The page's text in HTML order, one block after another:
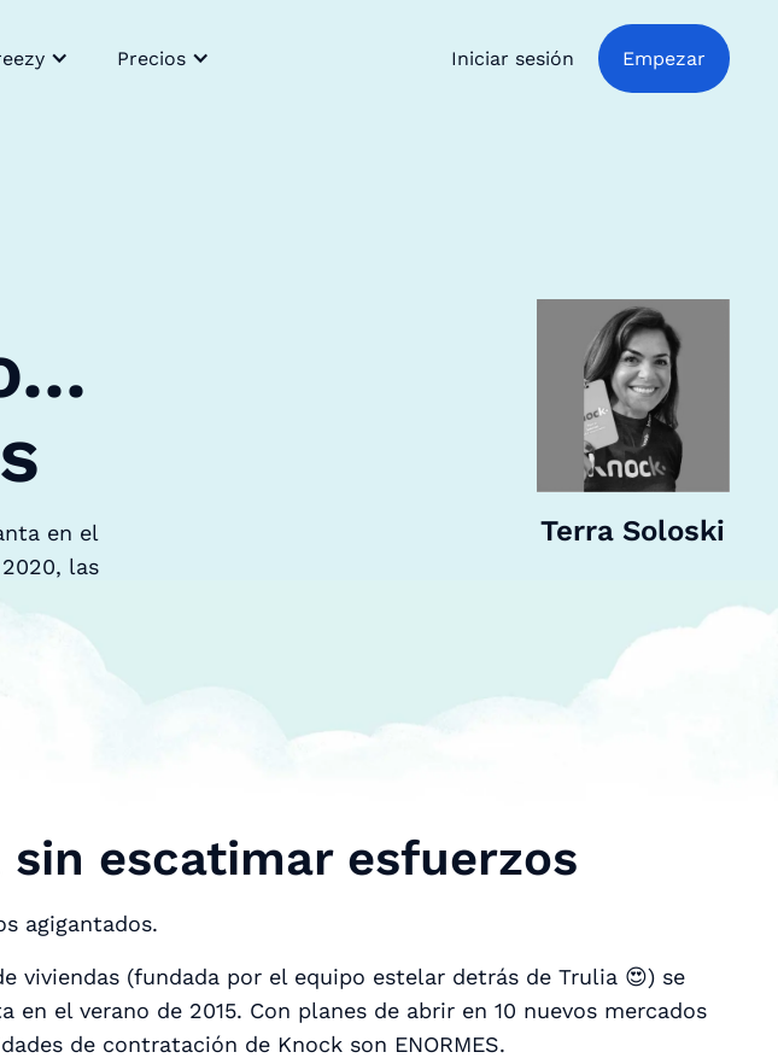
Precios Iniciar sesión Empezar
en el
las
Terra Soloski
sin escatimar esfuerzos
agigantados.
viviendas (fundada por el equipo estelar detrás de Trulia 😍) se
en el verano de 2015. Con planes de abrir en 10 nuevos mercados
de contratación de Knock son ENORMES.